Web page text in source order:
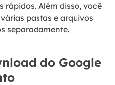
rápidos. Além disso, você
pastas e arquivos
separadamente.
do Google